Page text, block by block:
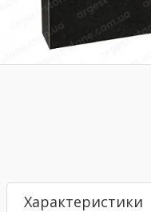
Характеристики